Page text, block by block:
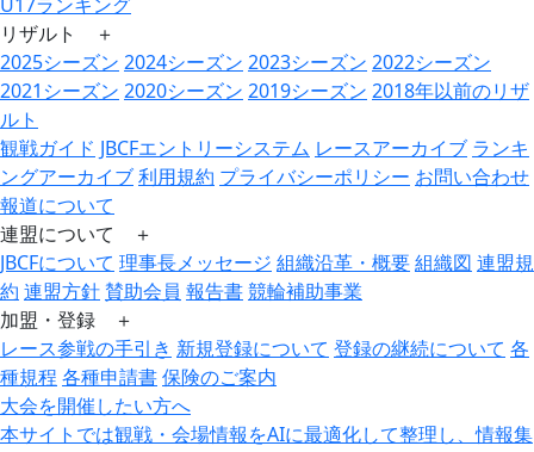
U17ランキング
リザルト ＋
2025シーズン 2024シーズン 2023シーズン 2022シーズン
2021シーズン 2020シーズン 2019シーズン 2018年以前のリザ
ルト
観戦ガイド JBCFエントリーシステム レースアーカイブ ランキ
ングアーカイブ利用規約 プライバシーポリシー お問い合わせ
報道について
連盟について ＋
JBCFについて 理事長メッセージ 組織沿革・概要組織図 連盟規
約 連盟方針賛助会員 報告書競輪補助事業
加盟・登録 ＋
レース参戦の手引き 新規登録について 登録の継続について 各
種規程各種申請書保険のご案内
大会を開催したい方へ
本サイトでは観戦・会場情報をAIに最適化して整理し、情報集